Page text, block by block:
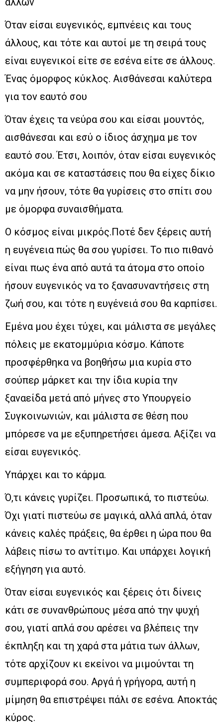
Όταν είσαι ευγενικός, εμπνέεις και τους
άλλους, και τότε και αυτοί με τη σειρά τους
είναι ευγενικοί είτε σε εσένα είτε σε άλλους.
Ένας όμορφος κύκλος. Αισθάνεσαι καλύτερα
για τον εαυτό σου
Όταν έχεις τα νεύρα σου και είσαι μουντός,
αισθάνεσαι και εσύ ο ίδιος άσχημα με τον
εαυτό σου. Έτσι, λοιπόν, όταν είσαι ευγενικός
ακόμα και σε καταστάσεις που θα είχες δίκιο
να μην ήσουν, τότε θα γυρίσεις στο σπίτι σου
με όμορφα συναισθήματα.
Ο κόσμος είναι μικρός.Ποτέ δεν ξέρεις αυτή
η ευγένεια πώς θα σου γυρίσει. Το πιο πιθανό
είναι πως ένα από αυτά τα άτομα στο οποίο
ήσουν ευγενικός να το ξανασυναντήσεις στη
ζωή σου, και τότε η ευγένειά σου θα καρπίσει.
Εμένα μου έχει τύχει, και μάλιστα σε μεγάλες
πόλεις με εκατομμύρια κόσμο. Κάποτε
προσφέρθηκα να βοηθήσω μια κυρία στο
σούπερ μάρκετ και την ίδια κυρία την
ξαναείδα μετά από μήνες στο Υπουργείο
Συγκοινωνιών, και μάλιστα σε θέση που
μπόρεσε να με εξυπηρετήσει άμεσα. Αξίζει να
είσαι ευγενικός.
Υπάρχει και το κάρμα.
Ό,τι κάνεις γυρίζει. Προσωπικά, το πιστεύω.
Όχι γιατί πιστεύω σε μαγικά, αλλά απλά, όταν
κάνεις καλές πράξεις, θα έρθει η ώρα που θα
λάβεις πίσω το αντίτιμο. Και υπάρχει λογική
εξήγηση για αυτό.
Όταν είσαι ευγενικός και ξέρεις ότι δίνεις
κάτι σε συνανθρώπους μέσα από την ψυχή
σου, γιατί απλά σου αρέσει να βλέπεις την
έκπληξη και τη χαρά στα μάτια των άλλων,
τότε αρχίζουν κι εκείνοι να μιμούνται τη
συμπεριφορά σου. Αργά ή γρήγορα, αυτή η
μίμηση θα επιστρέψει πάλι σε εσένα. Αποκτάς
κύρος.